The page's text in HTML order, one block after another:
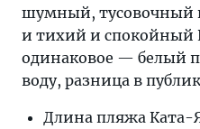
шумный, тусовочный
и тихий и спокойный
одинаковое — белый
воду, разница в
Длина пляжа Ката-